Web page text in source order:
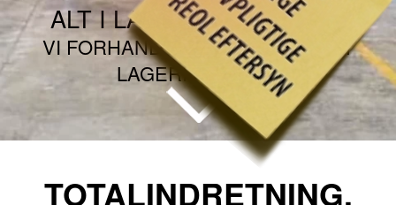
ALT I LAGERINDRETNING
VI FORHANDLER NYT OG BRUGT
LAGERINVENTAR
TOTALINDRETNING,